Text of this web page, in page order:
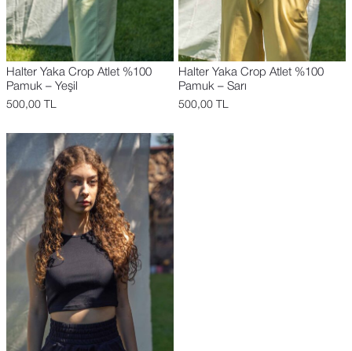
Halter Yaka Crop Atlet %100
Pamuk – Yeşil
500,00 TL
Halter Yaka Crop Atlet %100
Pamuk – Sarı
500,00 TL